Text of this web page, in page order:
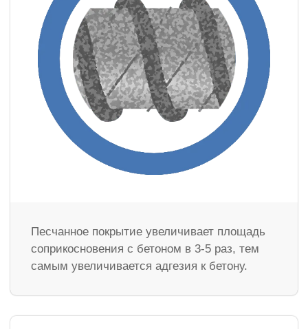
Песчанное покрытие увеличивает площадь
соприкосновения с бетоном в 3-5 раз, тем
самым увеличивается адгезия к бетону.